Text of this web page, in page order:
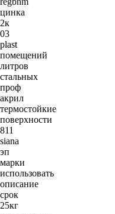
цинка
2к
03
plast
помещений
литров
стальных
проф
акрил
термостойкие
поверхности
811
siana
эп
марки
использовать
описание
срок
25кг